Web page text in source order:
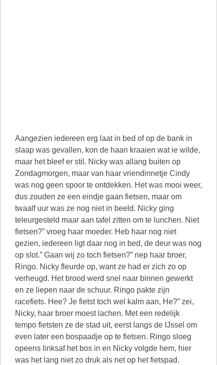
Aangezien iedereen erg laat in bed of op de bank in
slaap was gevallen, kon de haan kraaien wat ie wilde,
maar het bleef er stil. Nicky was allang buiten op
Zondagmorgen, maar van haar vriendinnetje Cindy
was nog geen spoor te ontdekken. Het was mooi weer,
dus zouden ze een eindje gaan fietsen, maar om
twaalf uur was ze nog niet in beeld. Nicky ging
teleurgesteld maar aan tafel zitten om te lunchen. Niet
fietsen?” vroeg haar moeder. Heb haar nog niet
gezien, iedereen ligt daar nog in bed, de deur was nog
op slot.” Gaan wij zo toch fietsen?” riep haar broer,
Ringo. Nicky fleurde op, want ze had er zich zo op
verheugd. Het brood werd snel naar binnen gewerkt
en ze liepen naar de schuur. Ringo pakte zijn
racefiets. Hee? Je fietst toch wel kalm aan, He?” zei,
Nicky, haar broer moest lachen. Met een redelijk
tempo fietsten ze de stad uit, eerst langs de IJssel om
even later een bospaadje op te fietsen. Ringo sloeg
opeens linksaf het bos in en Nicky volgde hem, hier
was het lang niet zo druk als net op het fietspad.